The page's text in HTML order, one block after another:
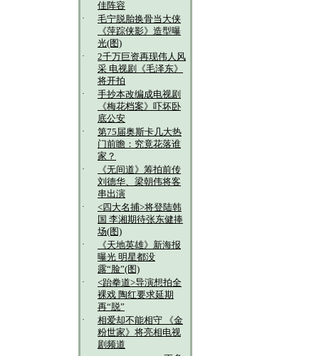
佳阵容
·
毛宁脱胎换骨当大侠
《萍踪侠影》造型曝
光(图)
·
2千万巨资再现伟人风
采 电视剧《毛泽东》
将开拍
·
手抄本改编成电视剧
《梅花档案》吓坏卧
底公安
·
第75届奥斯卡几大热
门前瞻：究竟花落谁
家？
·
《无间道》筹拍前传
刘德华、梁朝伟将客
串出演
·
<四大名捕>将登陆韩
国 李湘期待张东健捧
场(图)
·
《天地英雄》新海报
曝光 明星都没
露“脸”(图)
·
<跆拳道>导演想拍全
裸戏 陶红要求延期
再“脱”
·
相爱却不能相守 《金
粉世家》将亮相电视
剧频道